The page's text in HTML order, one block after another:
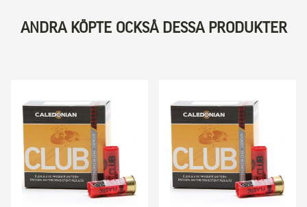
ANDRA KÖPTE OCKSÅ DESSA PRODUKTER